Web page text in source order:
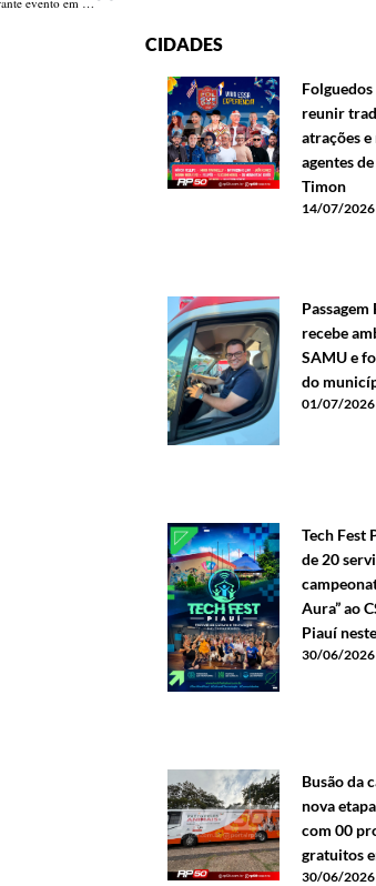
CIDADES
reunir
atrações
agentes
Timon
14/07/2026
recebe
SAMU e
do
01/07/2026
Tech Fest
de 20
Aura” ao
Piauí
30/06/2026
Busão da
nova
com 00
gratuitos
30/06/2026